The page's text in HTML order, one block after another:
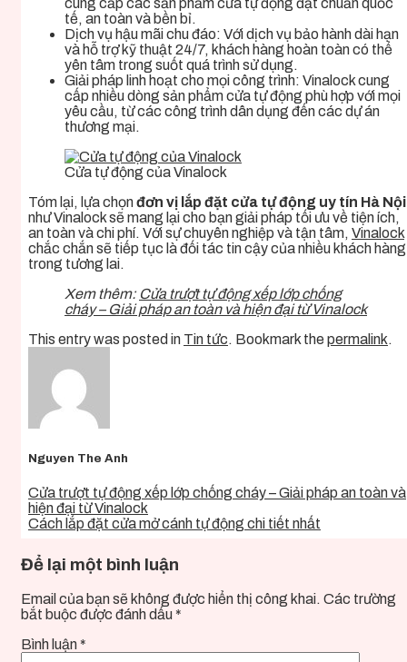
cung cấp các sản phẩm cửa tự động đạt chuẩn quốc
tế, an toàn và bền bỉ.
Dịch vụ hậu mãi chu đáo: Với dịch vụ bảo hành dài hạn
và hỗ trợ kỹ thuật 24/7, khách hàng hoàn toàn có thể
yên tâm trong suốt quá trình sử dụng.
Giải pháp linh hoạt cho mọi công trình: Vinalock cung
cấp nhiều dòng sản phẩm cửa tự động phù hợp với mọi
yêu cầu, từ các công trình dân dụng đến các dự án
thương mại.
Cửa tự động của Vinalock
Tóm lại, lựa chọnđơn vị lắp đặt cửa tự động uy tín Hà Nội
như Vinalock sẽ mang lại cho bạn giải pháp tối ưu về tiện ích,
an toàn và chi phí. Với sự chuyên nghiệp và tận tâm, Vinalock
chắc chắn sẽ tiếp tục là đối tác tin cậy của nhiều khách hàng
trong tương lai.
Xem thêm: Cửa trượt tự động xếp lớp chống
cháy – Giải pháp an toàn và hiện đại từ Vinalock
This entry was posted in Tin tức. Bookmark thepermalink.
Nguyen The Anh
Cửa trượt tự động xếp lớp chống cháy – Giải pháp an toàn và
hiện đại từ Vinalock
Cách lắp đặt cửa mở cánh tự động chi tiết nhất
Để lại một bình luận
Email của bạn sẽ không được hiển thị công khai. Các trường
bắt buộc được đánh dấu *
Bình luận *